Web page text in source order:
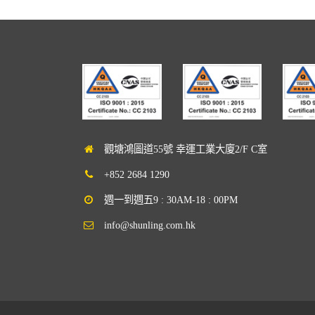
觀塘鴻圖道55號 幸運工業大廈2/F C室
+852 2684 1290
週一到週五9 : 30AM-18 : 00PM
info@shunling.com.hk